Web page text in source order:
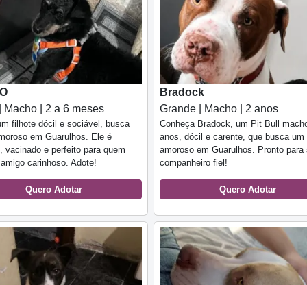
Macho | 2 a 6 meses
filhote dócil e sociável, busca
em Guarulhos. Ele é
vacinado e perfeito para quem
carinhoso. Adote!
Quero Adotar
Bradock
Grande | Macho | 2 anos
Conheça Bradock, um Pit Bull
anos, dócil e carente, que busca um
amoroso em Guarulhos. Pronto para
companheiro fiel!
Quero Adotar